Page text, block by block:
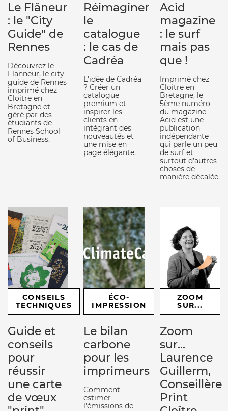
Le Flâneur
: le "City
Guide" de
Rennes
Découvrez le
Flanneur, le city-
guide de Rennes
imprimé chez
Cloître en
Bretagne et
géré par des
étudiants de
Rennes School
of Business.
Réimaginer
le
catalogue
: le cas de
Cadréa
L'idée de Cadréa
? Créer un
catalogue
premium et
inspirer les
clients en
intégrant des
nouveautés et
une mise en
page élégante.
Acid
magazine
: le surf
mais pas
que !
Imprimé chez
Cloître en
Bretagne, le
5ème numéro
du magazine
Acid est une
publication
indépendante
qui parle un peu
de surf et
surtout d’autres
choses de
manière décalée.
CONSEILS
TECHNIQUES
Guide et
conseils
pour
réussir
une carte
de vœux
ÉCO-
IMPRESSION
Le bilan
carbone
pour les
imprimeurs
Comment
estimer
l'émissions de
ZOOM
SUR...
Zoom
sur...
Laurence
Guillerm,
Conseillère
Print